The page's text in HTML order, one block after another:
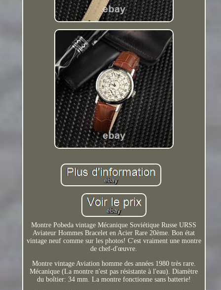
Montre Pobeda vintage Mécanique Soviétique Russe URSS
Aviateur Hommes Bracelet en Acier Rare 20ème. Bon état
vintage neuf comme sur les photos! C'est vraiment une montre
de chef-d'œuvre.
Montre vintage Aviation homme des années 1980 très rare.
Mécanique (La montre n'est pas résistante à l'eau). Diamètre
du boîtier: 34 mm. La montre fonctionne sans batterie!